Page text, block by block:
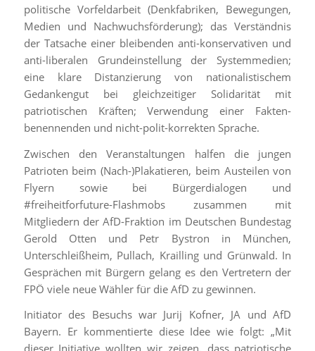
politische Vorfeldarbeit (Denkfabriken, Bewegungen,
Medien und Nachwuchsförderung); das Verständnis
der Tatsache einer bleibenden anti-konservativen und
anti-liberalen Grundeinstellung der Systemmedien;
eine klare Distanzierung von nationalistischem
Gedankengut bei gleichzeitiger Solidarität mit
patriotischen Kräften; Verwendung einer Fakten-
benennenden und nicht-polit-korrekten Sprache.
Zwischen den Veranstaltungen halfen die jungen
Patrioten beim (Nach-)Plakatieren, beim Austeilen von
Flyern sowie bei Bürgerdialogen und
#freiheitforfuture-Flashmobs zusammen mit
Mitgliedern der AfD-Fraktion im Deutschen Bundestag
Gerold Otten und Petr Bystron in München,
Unterschleißheim, Pullach, Krailling und Grünwald. In
Gesprächen mit Bürgern gelang es den Vertretern der
FPÖ viele neue Wähler für die AfD zu gewinnen.
Initiator des Besuchs war Jurij Kofner, JA und AfD
Bayern. Er kommentierte diese Idee wie folgt: „Mit